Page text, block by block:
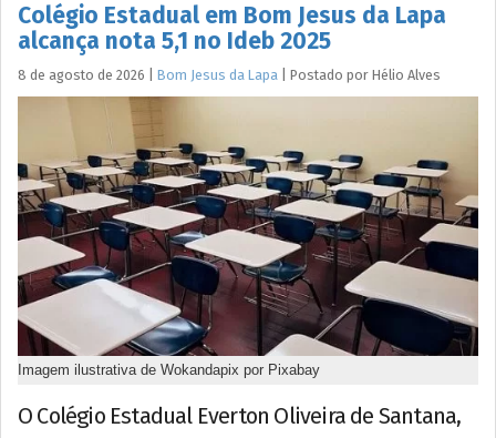
Colégio Estadual em Bom Jesus da Lapa
alcança nota 5,1 no Ideb 2025
8 de agosto de 2026 Bom Jesus da Lapa Postado por Hélio Alves
Imagem ilustrativa de Wokandapix por Pixabay
O Colégio Estadual Everton Oliveira de Santana,